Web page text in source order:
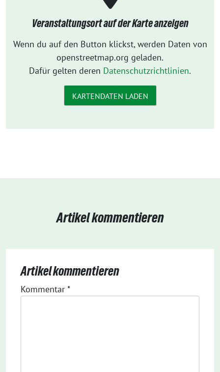
Veranstaltungsort auf der Karte anzeigen
Wenn du auf den Button klickst, werden Daten von
openstreetmap.org geladen.
Dafür gelten deren Datenschutzrichtlinien.
KARTENDATEN LADEN
Artikel kommentieren
Artikel kommentieren
Kommentar *